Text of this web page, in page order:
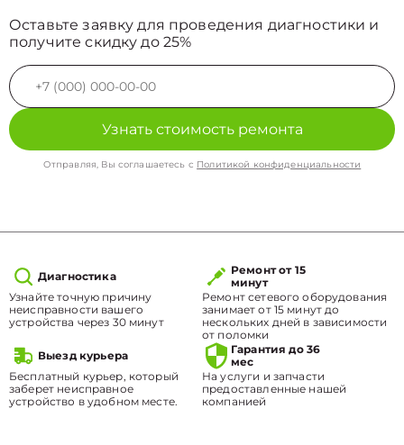
Оставьте заявку для проведения диагностики и
получите скидку до 25%
Узнать стоимость ремонта
Отправляя, Вы соглашаетесь с Политикой конфиденциальности
Диагностика
Узнайте точную причину
неисправности вашего
устройства через 30 минут
Ремонт от 15
минут
Ремонт сетевого оборудования
занимает от 15 минут до
нескольких дней в зависимости
от поломки
Выезд курьера
Бесплатный курьер, который
заберет неисправное
устройство в удобном месте.
Гарантия до 36
мес
На услуги и запчасти
предоставленные нашей
компанией